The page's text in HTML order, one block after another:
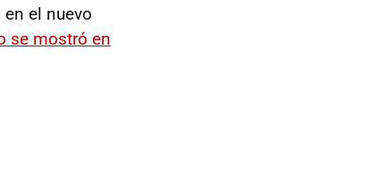
el nuevo
se mostró en